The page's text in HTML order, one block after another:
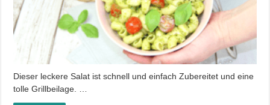
Dieser leckere Salat ist schnell und einfach Zubereitet und eine
tolle Grillbeilage. …